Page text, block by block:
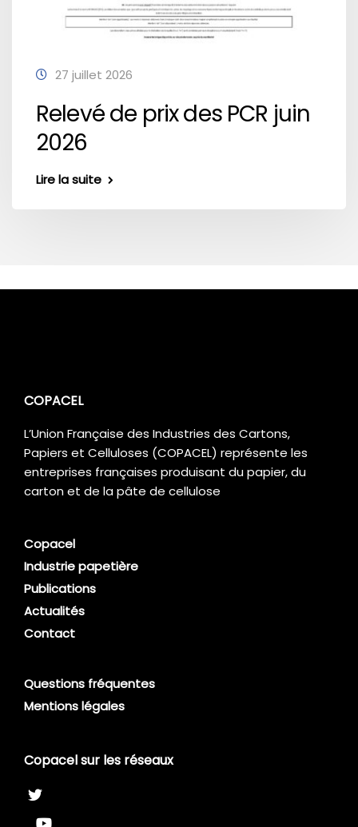
27 juillet 2026
Relevé de prix des PCR juin
2026
Lire la suite
COPACEL
L’Union Française des Industries des Cartons,
Papiers et Celluloses (COPACEL) représente les
entreprises françaises produisant du papier, du
carton et de la pâte de cellulose
Copacel
Industrie papetière
Publications
Actualités
Contact
Questions fréquentes
Mentions légales
Copacel sur les réseaux